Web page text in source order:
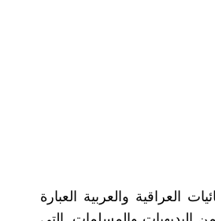
العراقية والعربية العبارة